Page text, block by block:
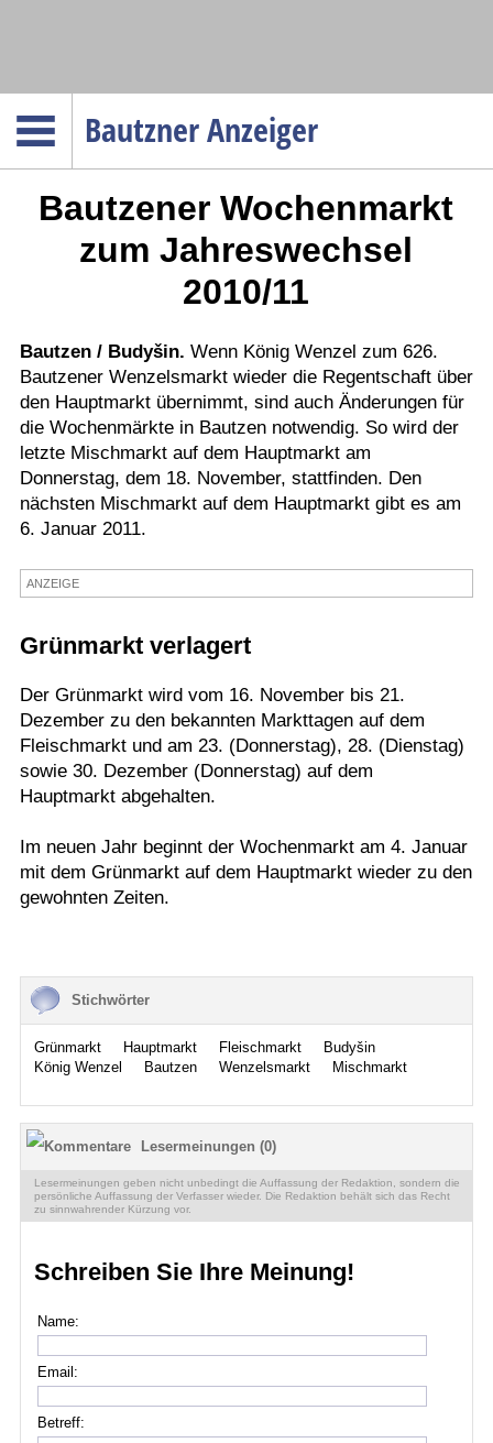
Bautzner Anzeiger
Menüpunkte
Politik
Gesellschaft
Verkehr
Gesundheit
Kultur
Sport
Termine
Bautzener Wochenmarkt
zum Jahreswechsel
2010/11
Bautzen / Budyšin. Wenn König Wenzel zum 626.
Bautzener Wenzelsmarkt wieder die Regentschaft über
den Hauptmarkt übernimmt, sind auch Änderungen für
die Wochenmärkte in Bautzen notwendig. So wird der
letzte Mischmarkt auf dem Hauptmarkt am
Donnerstag, dem 18. November, stattfinden. Den
nächsten Mischmarkt auf dem Hauptmarkt gibt es am
6. Januar 2011.
ANZEIGE
Grünmarkt verlagert
Der Grünmarkt wird vom 16. November bis 21.
Dezember zu den bekannten Markttagen auf dem
Fleischmarkt und am 23. (Donnerstag), 28. (Dienstag)
sowie 30. Dezember (Donnerstag) auf dem
Hauptmarkt abgehalten.
Im neuen Jahr beginnt der Wochenmarkt am 4. Januar
mit dem Grünmarkt auf dem Hauptmarkt wieder zu den
gewohnten Zeiten.
Stichwörter
Grünmarkt Hauptmarkt Fleischmarkt
Budyšin
König Wenzel
Bautzen Wenzelsmarkt Mischmarkt
Lesermeinungen (0)
Lesermeinungen geben nicht unbedingt die Auffassung der Redaktion, sondern die
persönliche Auffassung der Verfasser wieder. Die Redaktion behält sich das Recht
zu sinnwahrender Kürzung vor.
Schreiben Sie Ihre Meinung!
Name:
Email:
Betreff: